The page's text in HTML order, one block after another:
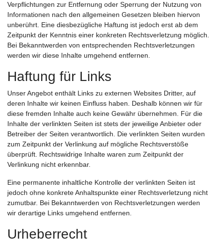
Verpflichtungen zur Entfernung oder Sperrung der Nutzung von
Informationen nach den allgemeinen Gesetzen bleiben hiervon
unberührt. Eine diesbezügliche Haftung ist jedoch erst ab dem
Zeitpunkt der Kenntnis einer konkreten Rechtsverletzung möglich.
Bei Bekanntwerden von entsprechenden Rechtsverletzungen
werden wir diese Inhalte umgehend entfernen.
Haftung für Links
Unser Angebot enthält Links zu externen Websites Dritter, auf
deren Inhalte wir keinen Einfluss haben. Deshalb können wir für
diese fremden Inhalte auch keine Gewähr übernehmen. Für die
Inhalte der verlinkten Seiten ist stets der jeweilige Anbieter oder
Betreiber der Seiten verantwortlich. Die verlinkten Seiten wurden
zum Zeitpunkt der Verlinkung auf mögliche Rechtsverstöße
überprüft. Rechtswidrige Inhalte waren zum Zeitpunkt der
Verlinkung nicht erkennbar.
Eine permanente inhaltliche Kontrolle der verlinkten Seiten ist
jedoch ohne konkrete Anhaltspunkte einer Rechtsverletzung nicht
zumutbar. Bei Bekanntwerden von Rechtsverletzungen werden
wir derartige Links umgehend entfernen.
Urheberrecht